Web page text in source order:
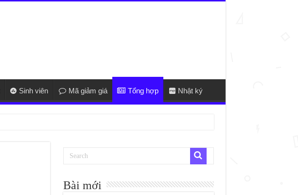
Sinh viên Mã giảm giá Tổng hợp Nhật ký
Bài mới